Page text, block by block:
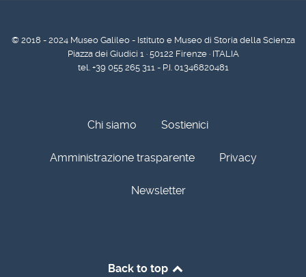
© 2018 - 2024 Museo Galileo - Istituto e Museo di Storia della Scienza
Piazza dei Giudici 1 · 50122 Firenze · ITALIA
tel. +39 055 265 311 - P.I. 01346820481
Chi siamo Sostienici
Amministrazione trasparente Privacy
Newsletter
Back to top